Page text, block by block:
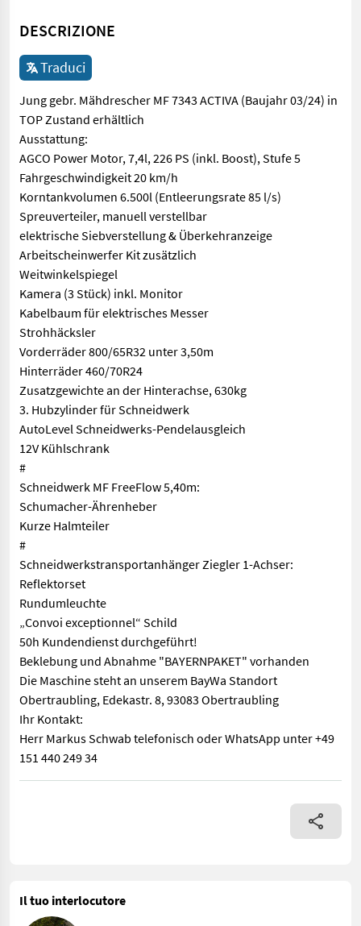
DESCRIZIONE
Traduci
Jung gebr. Mähdrescher MF 7343 ACTIVA (Baujahr 03/24) in
TOP Zustand erhältlich
Ausstattung:
AGCO Power Motor, 7,4l, 226 PS (inkl. Boost), Stufe 5
Fahrgeschwindigkeit 20 km/h
Korntankvolumen 6.500l (Entleerungsrate 85 l/s)
Spreuverteiler, manuell verstellbar
elektrische Siebverstellung & Überkehranzeige
Arbeitscheinwerfer Kit zusätzlich
Weitwinkelspiegel
Kamera (3 Stück) inkl. Monitor
Kabelbaum für elektrisches Messer
Strohhäcksler
Vorderräder 800/65R32 unter 3,50m
Hinterräder 460/70R24
Zusatzgewichte an der Hinterachse, 630kg
3. Hubzylinder für Schneidwerk
AutoLevel Schneidwerks-Pendelausgleich
12V Kühlschrank
#
Schneidwerk MF FreeFlow 5,40m:
Schumacher-Ährenheber
Kurze Halmteiler
#
Schneidwerkstransportanhänger Ziegler 1-Achser:
Reflektorset
Rundumleuchte
„Convoi exceptionnel“ Schild
50h Kundendienst durchgeführt!
Beklebung und Abnahme "BAYERNPAKET" vorhanden
Die Maschine steht an unserem BayWa Standort
Obertraubling, Edekastr. 8, 93083 Obertraubling
Ihr Kontakt:
Herr Markus Schwab telefonisch oder WhatsApp unter +49
151 440 249 34
Jung gebr. Mähdrescher MF 7343 ACTIVA (Baujahr 03/24) in
Il tuo interlocutore